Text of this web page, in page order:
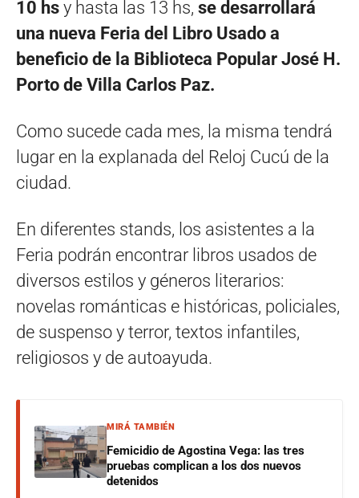
10 hs y hasta las 13 hs, se desarrollará
una nueva Feria del Libro Usado a
beneficio de la Biblioteca Popular José H.
Porto de Villa Carlos Paz.
Como sucede cada mes, la misma tendrá
lugar en la explanada del Reloj Cucú de la
ciudad.
En diferentes stands, los asistentes a la
Feria podrán encontrar libros usados de
diversos estilos y géneros literarios:
novelas románticas e históricas, policiales,
de suspenso y terror, textos infantiles,
religiosos y de autoayuda.
MIRÁ TAMBIÉN
Femicidio de Agostina Vega: las tres
pruebas complican a los dos nuevos
detenidos